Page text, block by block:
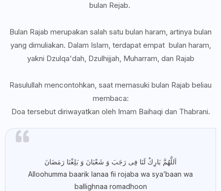
bulan Rejab.
Bulan Rajab merupakan salah satu bulan haram, artinya bulan
yang dimuliakan. Dalam Islam, terdapat empat bulan haram,
yakni Dzulqa'dah, Dzulhijjah, Muharram, dan Rajab
Rasulullah mencontohkan, saat memasuki bulan Rajab beliau
membaca:
Doa tersebut diriwayatkan oleh Imam Baihaqi dan Thabrani.
اَللَّهُمَّ بَارِكْ لَنَا فِى رَجَبَ وَ شَعْبَانَ وَ بَلِغْنَا رَمَضَانَ
Alloohumma baarik lanaa fii rojaba wa sya’baan wa
ballighnaa romadhoon